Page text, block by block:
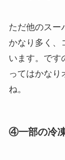
ただ他のスー
かなり多く、
います。です
ってはかなり
ね。
④一部の冷